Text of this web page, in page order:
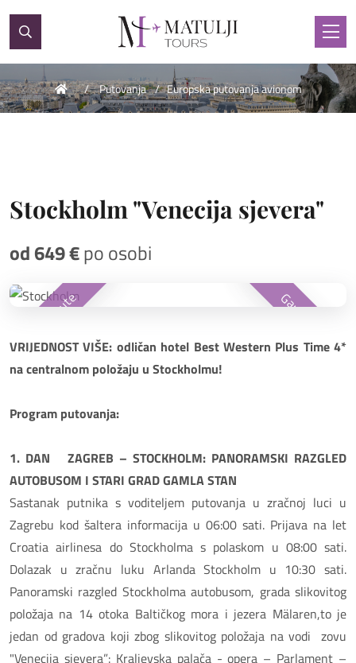
Putovanja Europska putovanja avionom
Stockholm "Venecija sjevera"
od 649 €po osobi
First minute Garantirano
VRIJEDNOST VIŠE: odličan hotel Best Western Plus Time 4*
na centralnom položaju u Stockholmu!
Program putovanja:
1. DAN ZAGREB – STOCKHOLM: PANORAMSKI RAZGLED
AUTOBUSOM I STARI GRAD GAMLA STAN
Sastanak putnika s voditeljem putovanja u zračnoj luci u
Zagrebu kod šaltera informacija u 06:00 sati. Prijava na let
Croatia airlinesa do Stockholma s polaskom u 08:00 sati.
Dolazak u zračnu luku Arlanda Stockholm u 10:30 sati.
Panoramski razgled Stockholma autobusom, grada slikovitog
položaja na 14 otoka Baltičkog mora i jezera Mälaren,to je
jedan od gradova koji zbog slikovitog položaja na vodi zovu
"Venecija sjevera”: Kraljevska palača - opera – Parlament –